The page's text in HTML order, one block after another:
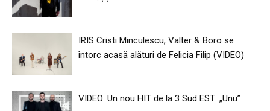
IRIS Cristi Minculescu, Valter & Boro se
întorc acasă alături de Felicia Filip (VIDEO)
VIDEO: Un nou HIT de la 3 Sud EST: „Unu”